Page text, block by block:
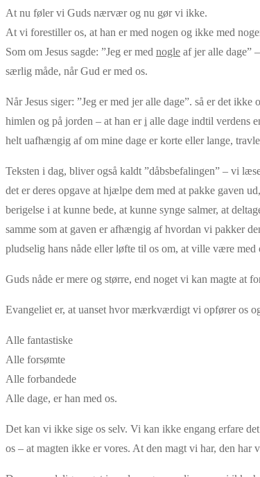
At nu føler vi Guds nærvær og nu gør vi ikke.
At vi forestiller os, at han er med nogen og ikke med
Som om Jesus sagde: ”Jeg er med nogle af jer alle dage”
særlig måde, når Gud er med os.
Når Jesus siger: ”Jeg er med jer alle dage”. så er det ikke
himlen og på jorden – at han eri alle dage indtil verdens
helt uafhængig af om mine dage er korte eller lange,
Teksten i dag, bliver også kaldt ”dåbsbefalingen” – vi
det er deres opgave at hjælpe dem med at pakke gaven
berigelse i at kunne bede, at kunne synge salmer, at
samme som at gaven er afhængig af hvordan vi pakker
pludselig hans nåde eller løfte til os om, at ville være med
Guds nåde er mere og større, end noget vi kan magte at
Evangeliet er, at uanset hvor mærkværdigt vi opfører os
Alle fantastiske
Alle forsømte
Alle forbandede
Alle dage, er han med os.
Det kan vi ikke sige os selv. Vi kan ikke engang erfare
os – at magten ikke er vores. At den magt vi har, den har